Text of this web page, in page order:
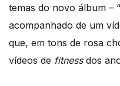
temas do novo álbum –
acompanhado de um
que, em tons de rosa
vídeos de fitnessdos